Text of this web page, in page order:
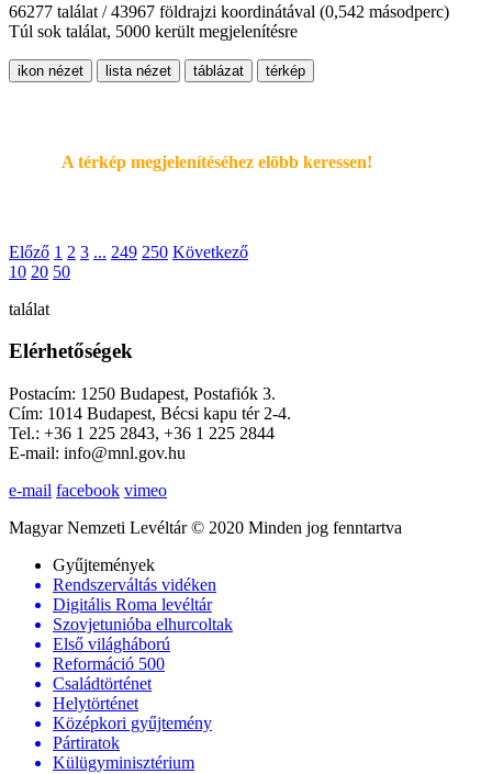
66277 találat / 43967 földrajzi koordinátával (0,542 másodperc)
Túl sok találat, 5000 került megjelenítésre
ikon nézet lista nézet táblázat térkép
A térkép megjelenítéséhez elöbb keressen!
Előző 1 2 3 ... 249 250 Következő
10 20 50
találat
Elérhetőségek
Postacím: 1250 Budapest, Postafiók 3.
Cím: 1014 Budapest, Bécsi kapu tér 2-4.
Tel.: +36 1 225 2843, +36 1 225 2844
E-mail: info@mnl.gov.hu
e-mail facebook vimeo
Magyar Nemzeti Levéltár © 2020 Minden jog fenntartva
Gyűjtemények
Rendszerváltás vidéken
Digitális Roma levéltár
Szovjetunióba elhurcoltak
Első világháború
Reformáció 500
Családtörténet
Helytörténet
Középkori gyűjtemény
Pártiratok
Külügyminisztérium